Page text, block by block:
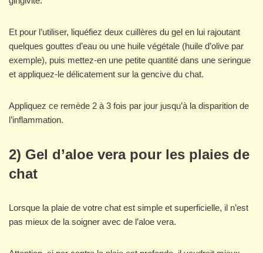
Et pour l’utiliser, liquéfiez deux cuillères du gel en lui rajoutant
quelques gouttes d’eau ou une huile végétale (huile d’olive par
exemple), puis mettez-en une petite quantité dans une seringue
et appliquez-le délicatement sur la gencive du chat.
Appliquez ce remède 2 à 3 fois par jour jusqu’à la disparition de
l’inflammation.
2) Gel d’aloe vera pour les plaies de
chat
Lorsque la plaie de votre chat est simple et superficielle, il n’est
pas mieux de la soigner avec de l’aloe vera.